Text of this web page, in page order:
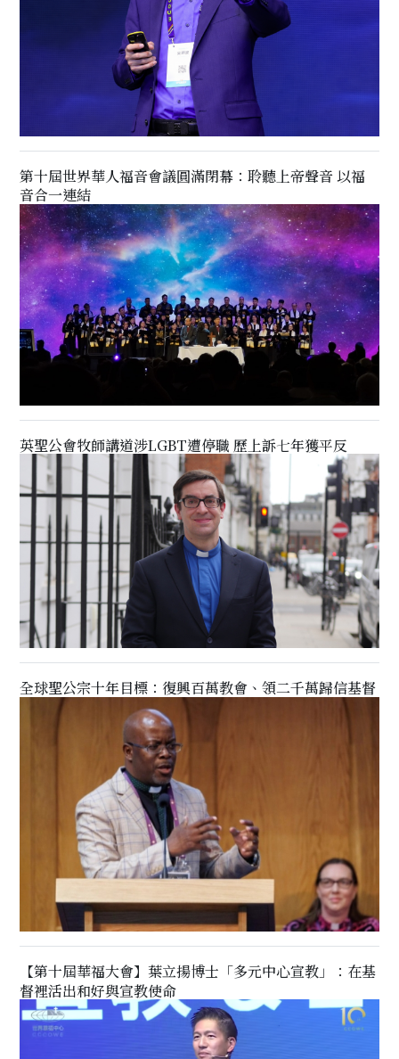
第十屆世界華人福音會議圓滿閉幕：聆聽上帝聲音 以福
音合一連結
英聖公會牧師講道涉LGBT遭停職 歷上訴七年獲平反
全球聖公宗十年目標：復興百萬教會、領二千萬歸信基督
【第十屆華福大會】葉立揚博士「多元中心宣教」：在基
督裡活出和好與宣教使命